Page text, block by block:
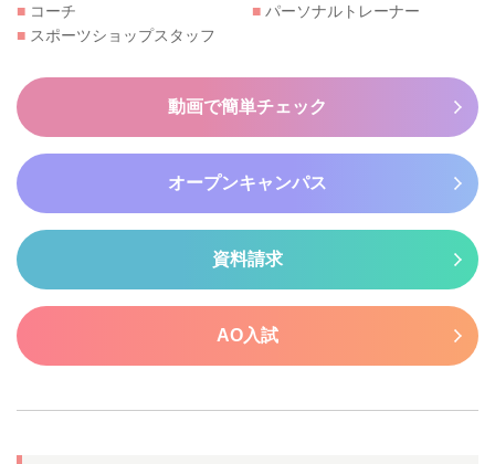
■ コーチ
■ スポーツショップスタッフ
■ パーソナルトレーナー
動画で簡単チェック
オープンキャンパス
資料請求
AO入試